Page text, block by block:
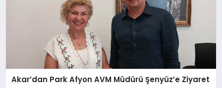
Akar’dan Park Afyon AVM Müdürü Şenyüz’e Ziyaret